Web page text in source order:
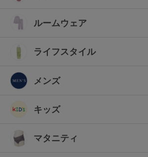
ルームウェア
ライフスタイル
メンズ
キッズ
マタニティ